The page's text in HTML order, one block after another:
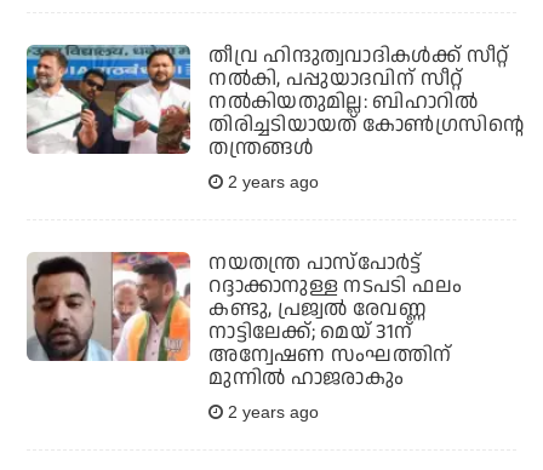
തീവ്ര ഹിന്ദുത്വവാദികള്‍ക്ക് സീറ്റ്
നല്‍കി, പപ്പുയാദവിന് സീറ്റ്
നല്‍കിയതുമില്ല: ബിഹാറില്‍
തിരിച്ചടിയായത് കോണ്‍ഗ്രസിന്റെ
തന്ത്രങ്ങള്‍
2 years ago
നയതന്ത്ര പാസ്‌പോര്‍ട്ട്
റദ്ദാക്കാനുള്ള നടപടി ഫലം
കണ്ടു, പ്രജ്വല്‍ രേവണ്ണ
നാട്ടിലേക്ക്; മെയ് 31ന്
അന്വേഷണ സംഘത്തിന്
മുന്നില്‍ ഹാജരാകും
2 years ago